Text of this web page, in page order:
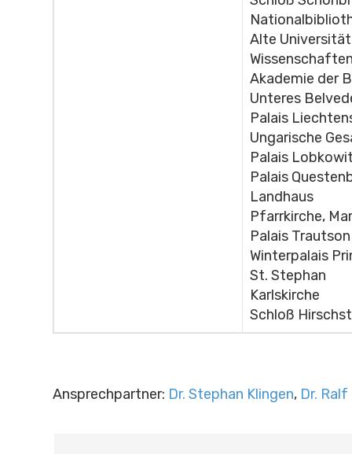
Alte
Akademie der
Unteres
Palais
Ungarische
Palais
Palais
Landhaus
Pfarrkirche,
Palais Trautson
Winterpalais
St. Stephan
Karlskirche
Schloß
Ansprechpartner: Dr. Stephan Klingen, Dr.